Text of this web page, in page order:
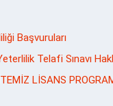
Başvuruları
Telafi Sınavı
LİSANS